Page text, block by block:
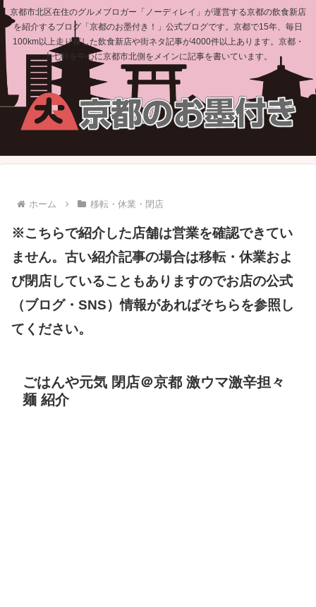
京都市北区在住のグルメブロガー「ノーディレイ」が運営する京都の飲食新店
を紹介するブログ「京都のお墨付き！」公式ブログです。京都で15年、毎日
100km以上走り探した飲食新店や街ネタ記事が4000件以上あります。京都・
上七軒を中心に京都市北側をメインに記事を書いています。
ホーム 移転・休業・閉店
※こちらで紹介した店舗は営業を確認できてい
ません。古い紹介記事の場合は移転・休業およ
び閉店していることもありますのでお店の公式
（ブログ・SNS）情報があればそちらを参照し
てください。
ごはんや元気 閉店＠京都 激ウマ激辛担々
麺 紹介